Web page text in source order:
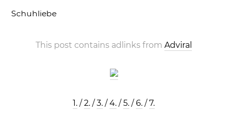
Schuhliebe
This post contains adlinks fromAdviral
1. /2. /3. /4. /5. /6. /7.